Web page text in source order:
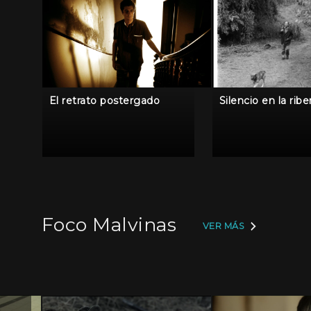
El retrato postergado Silencio en la
Foco Malvinas